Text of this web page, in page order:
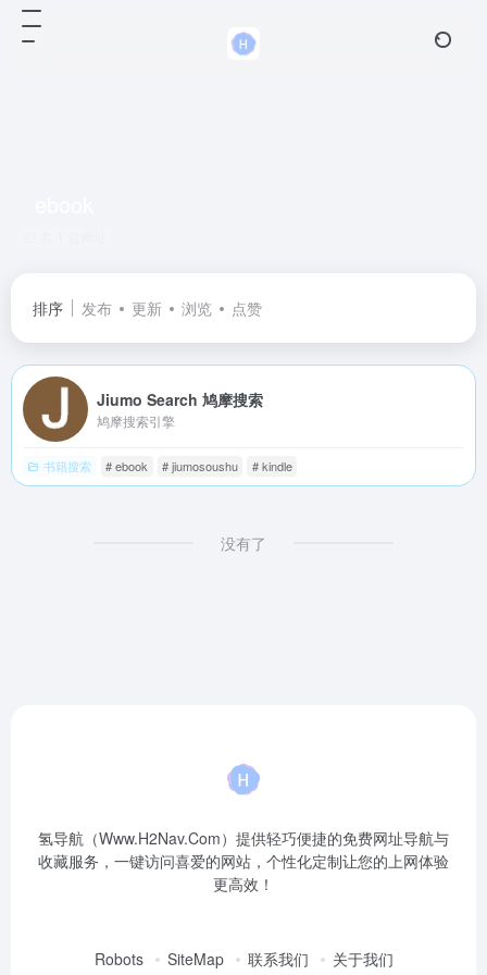
排序 发布 更新 浏览 点赞
Jiumo Search 鸠摩搜索
鸠摩搜索引擎
书籍搜索 # ebook # jiumosoushu # kindle
没有了
氢导航（Www.H2Nav.Com）提供轻巧便捷的免费网址导航与
收藏服务，一键访问喜爱的网站，个性化定制让您的上网体验
更高效！
Robots SiteMap 联系我们 关于我们